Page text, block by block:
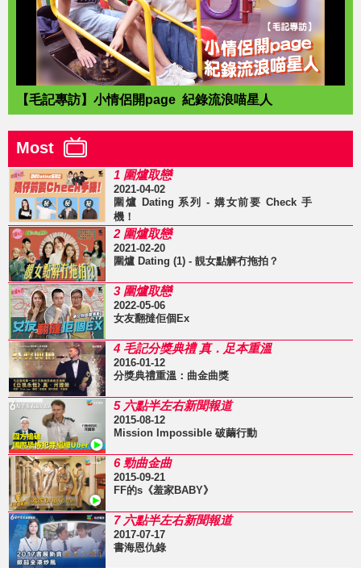
【毛記專訪】小情侶開page 紀錄流浪喵星人
Most
1 圍爐取戀
2021-04-02
圍爐 Dating 系列 - 媾女前要 Check 手
機！
2 圍爐取戀
2021-02-20
圍爐 Dating (1) - 靚女點解冇拖拍？
3 圍爐取戀
2022-05-06
女友翻撻佢個Ex
4 毛記分獎典禮 真．足本重溫
2016-01-12
分獎典禮重溫：曲金曲獎
5 六點半左右新聞報道
2015-08-12
Mission Impossible 破繭行動
6 勁曲金曲
2015-09-21
FF的s《羞家BABY》
7 六點半左右新聞報道
2017-07-17
書海恩仇錄